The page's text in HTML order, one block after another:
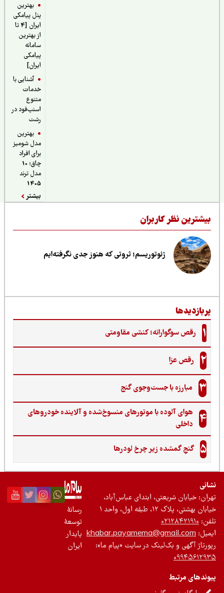
بهترین
پنل پیامکی
ایران [4 تا
از بهترین
سامانه
پیامکی
آشنایی با
خدمات
اسنپ‌فود در
بهترین
مدل شومیز
برای افراد
چاق؛ 10
مدل ترند
نظر کاربران
ژئوتوریسم؛ ثروتی که هنوز جدی نگرفته‌ایم
رقص سوگوارانه؛ کنشی مقاومتی
رقص عزا
مبارزه با جست‌وجوی گنج‌
هوای آلوده با موتورهای منسوخ‌شده و آلاینده خودروهای
داخلی
گنجِ گمشده زیر چرخ لودرها
خیابان شریعتی، ابتدای عباس‌آباد،
بهشتی، پلاک ۱۲، طبقه اول، واحد ۱
۰۲۱۲۸۴۲۱۹۱۰
khabar.payamema@gmail.com
آگهی و بک‌لینک در سایت «پیام ما»:
مرتبط
توسعۀ
پایدار
ایران